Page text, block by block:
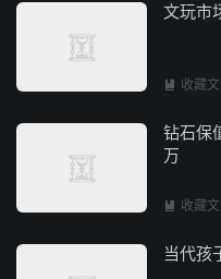
文玩市
 收藏
钻石保
万
 收藏
当代孩